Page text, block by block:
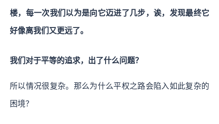
楼，每一次我们以为是向它迈进了几步，诶，发现最终它
好像离我们又更远了。
我们对于平等的追求，出了什么问题？
所以情况很复杂。那么为什么平权之路会陷入如此复杂的
困境？